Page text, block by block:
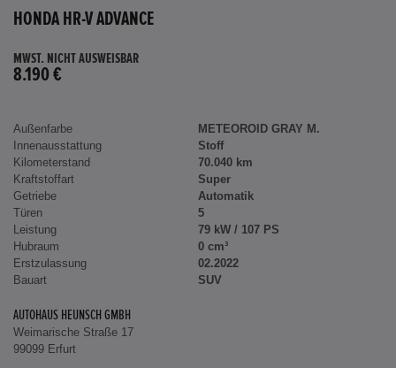
HONDA HR-V ADVANCE
MWST. NICHT AUSWEISBAR
8.190 €
Außenfarbe
METEOROID GRAY M.
Innenausstattung
Stoff
Kilometerstand
70.040 km
Kraftstoffart
Super
Getriebe
Automatik
Türen
5
Leistung
79 kW / 107 PS
Hubraum
0 cm³
Erstzulassung
02.2022
Bauart
SUV
AUTOHAUS HEUNSCH GMBH
Weimarische Straße 17
99099 Erfurt